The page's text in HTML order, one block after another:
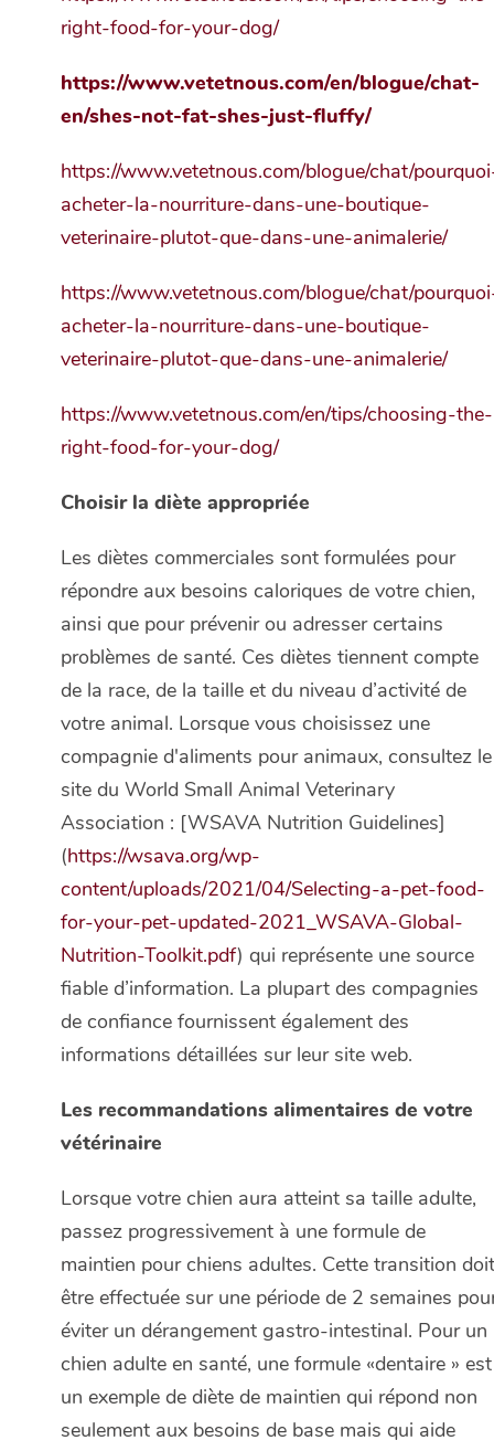
right-food-for-your-dog/
https://www.vetetnous.com/en/blogue/chat-
en/shes-not-fat-shes-just-fluffy/
https://www.vetetnous.com/blogue/chat/
acheter-la-nourriture-dans-une-boutique-
veterinaire-plutot-que-dans-une-animalerie/
https://www.vetetnous.com/blogue/chat/
acheter-la-nourriture-dans-une-boutique-
veterinaire-plutot-que-dans-une-animalerie/
https://www.vetetnous.com/en/tips/choosing-the-
right-food-for-your-dog/
Choisir la diète appropriée
Les diètes commerciales sont formulées pour
répondre aux besoins caloriques de votre chien,
ainsi que pour prévenir ou adresser certains
problèmes de santé. Ces diètes tiennent compte
de la race, de la taille et du niveau d’activité de
votre animal. Lorsque vous choisissez une
compagnie d'aliments pour animaux, consultez le
site du World Small Animal Veterinary
Association : [WSAVA Nutrition Guidelines]
(https://wsava.org/wp-
content/uploads/2021/04/Selecting-a-pet-food-
for-your-pet-updated-2021_WSAVA-Global-
Nutrition-Toolkit.pdf) qui représente une source
fiable d’information. La plupart des compagnies
de confiance fournissent également des
informations détaillées sur leur site web.
Les recommandations alimentaires de votre
vétérinaire
Lorsque votre chien aura atteint sa taille adulte,
passez progressivement à une formule de
maintien pour chiens adultes. Cette transition doit
être effectuée sur une période de 2 semaines
éviter un dérangement gastro-intestinal. Pour un
chien adulte en santé, une formule «dentaire » est
un exemple de diète de maintien qui répond non
seulement aux besoins de base mais qui aide